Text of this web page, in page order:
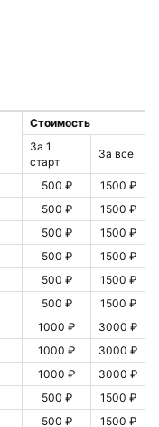
Стоимость
За 1
старт
За все
500 ₽
1500 ₽
500 ₽
1500 ₽
500 ₽
1500 ₽
500 ₽
1500 ₽
500 ₽
1500 ₽
500 ₽
1500 ₽
1000 ₽
3000 ₽
1000 ₽
3000 ₽
1000 ₽
3000 ₽
500 ₽
1500 ₽
500 ₽ 1500 ₽